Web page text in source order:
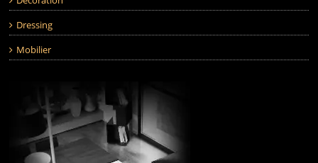
Dressing
Mobilier